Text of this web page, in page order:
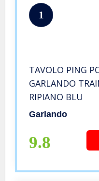
1
TAVOLO PING
GARLANDO
RIPIANO BLU
Garlando
9.8